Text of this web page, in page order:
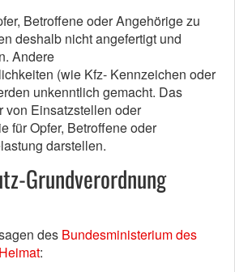
Betroffene oder Angehörige zu
deshalb nicht angefertigt und
Andere
(wie Kfz- Kennzeichen oder
unkenntlich gemacht. Das
von Einsatzstellen oder
für Opfer, Betroffene oder
darstellen.
Grundverordnung
des Bundesministerium des
: